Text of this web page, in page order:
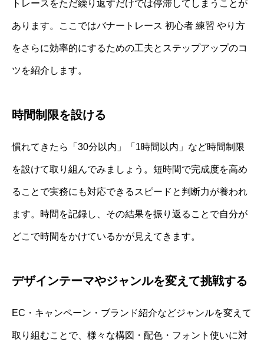
トレースをただ繰り返すだけでは停滞してしまうことが
あります。ここではバナートレース 初心者 練習 やり方
をさらに効率的にするための工夫とステップアップのコ
ツを紹介します。
時間制限を設ける
慣れてきたら「30分以内」「1時間以内」など時間制限
を設けて取り組んでみましょう。短時間で完成度を高め
ることで実務にも対応できるスピードと判断力が養われ
ます。時間を記録し、その結果を振り返ることで自分が
どこで時間をかけているかが見えてきます。
デザインテーマやジャンルを変えて挑戦する
EC・キャンペーン・ブランド紹介などジャンルを変えて
取り組むことで、様々な構図・配色・フォント使いに対